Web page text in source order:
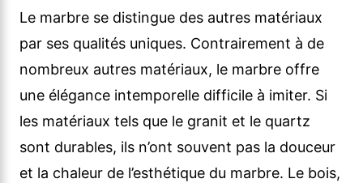
Le marbre se distingue des autres matériaux
par ses qualités uniques. Contrairement à de
nombreux autres matériaux, le marbre offre
une élégance intemporelle difficile à imiter. Si
les matériaux tels que le granit et le quartz
sont durables, ils n’ont souvent pas la douceur
et la chaleur de l’esthétique du marbre. Le bois,